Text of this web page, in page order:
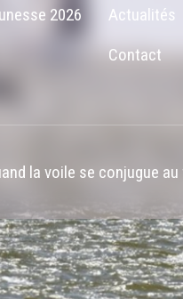
2026
Actualités
Contact
la voile se conjugue